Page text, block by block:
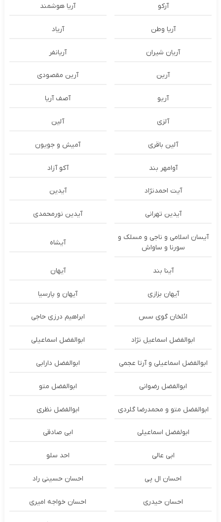
آرکو آریا هوشمند
آریا وطن آریاد
آریان شیران آریانفر
آرین آرین مقصودی
آریو آصف آریا
آلزی آلین
آلین باقری آمیش و جویون
آوامهر بند آکو آزاد
آیت احمدنژاد آیدین
آیدین تهرانی آیدین نورمحمدی
آیسان اسلامی و ناجی و مسلک و
سورنا و ساواش
آیشاه
آینا بند آیهان
آیهان بزازی آیهان و پارسیا
ائلخان گوی سس ابراهیم درزی حاجی
ابوالفضل اسماعیل نژاد ابوالفضل اسماعیلی
ابوالفضل اسماعیلی و آرتا عجمی ابوالفضل دارابی
ابوالفضل رضوانی ابوالفضل متو
ابوالفضل متو و محمدرضا گلردی ابوالفضل نظری
ابولفضل اسماعیلی ابی صادقی
ابی عالی احد سلو
احسان ال پی احسان حسینی راد
احسان حیدری احسان خواجه امیری